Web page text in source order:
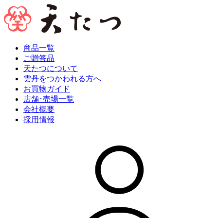
商品一覧
ご贈答品
天たつについて
雲丹をつかわれる方へ
お買物ガイド
店舗･売場一覧
会社概要
採用情報